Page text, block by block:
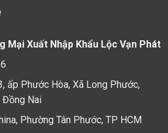
Mại Xuất Nhập Khẩu Lộc Vạn Phát
ấp Phước Hòa, Xã Long Phước,
Đồng Nai
Phường Tân Phước, TP HCM